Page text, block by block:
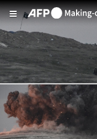
Aller au contenu principal